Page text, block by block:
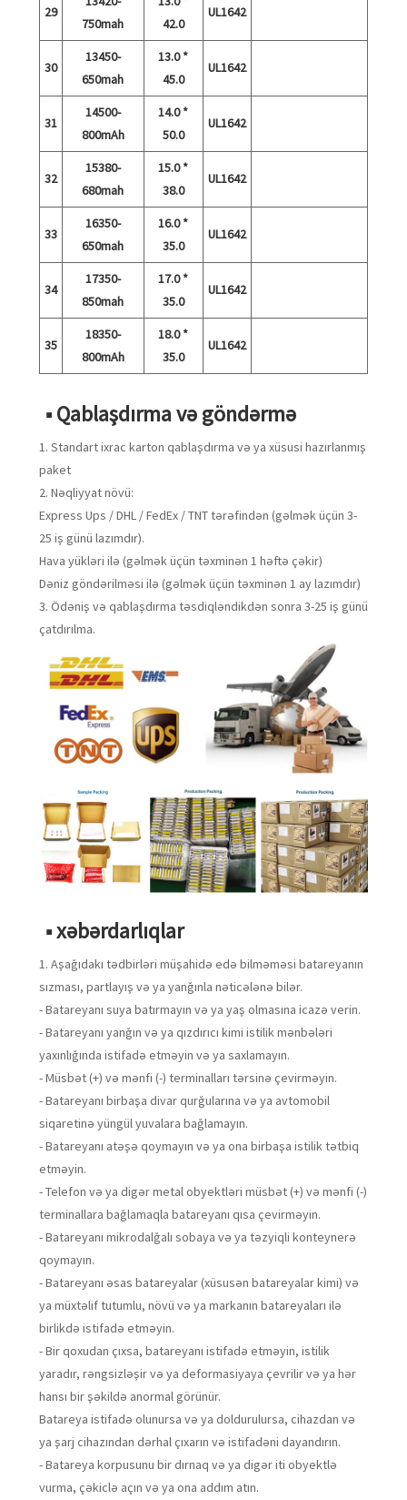
29
750mah
42.0
UL1642
30
13450-
650mah
13.0 *
45.0
UL1642
31
14500-
800mAh
14.0 *
50.0
UL1642
32
15380-
680mah
15.0 *
38.0
UL1642
33
16350-
650mah
16.0 *
35.0
UL1642
34
17350-
850mah
17.0 *
35.0
UL1642
35
18350-
800mAh
18.0 *
35.0
UL1642
■ Qablaşdırma və göndərmə
1. Standart ixrac karton qablaşdırma və ya xüsusi hazırlanmış
paket
2. Nəqliyyat növü:
Express Ups / DHL / FedEx / TNT tərəfindən (gəlmək üçün 3-
25 iş günü lazımdır).
Hava yükləri ilə (gəlmək üçün təxminən 1 həftə çəkir)
Dəniz göndərilməsi ilə (gəlmək üçün təxminən 1 ay lazımdır)
3. Ödəniş və qablaşdırma təsdiqləndikdən sonra 3-25 iş günü
çatdırılma.
■ xəbərdarlıqlar
1. Aşağıdakı tədbirləri müşahidə edə bilməməsi batareyanın
sızması, partlayış və ya yanğınla nəticələnə bilər.
- Batareyanı suya batırmayın və ya yaş olmasına icazə verin.
- Batareyanı yanğın və ya qızdırıcı kimi istilik mənbələri
yaxınlığında istifadə etməyin və ya saxlamayın.
- Müsbət (+) və mənfi (-) terminalları tərsinə çevirməyin.
- Batareyanı birbaşa divar qurğularına və ya avtomobil
siqaretinə yüngül yuvalara bağlamayın.
- Batareyanı atəşə qoymayın və ya ona birbaşa istilik tətbiq
etməyin.
- Telefon və ya digər metal obyektləri müsbət (+) və mənfi (-)
terminallara bağlamaqla batareyanı qısa çevirməyin.
- Batareyanı mikrodalğalı sobaya və ya təzyiqli konteynerə
qoymayın.
- Batareyanı əsas batareyalar (xüsusən batareyalar kimi) və
ya müxtəlif tutumlu, növü və ya markanın batareyaları ilə
birlikdə istifadə etməyin.
- Bir qoxudan çıxsa, batareyanı istifadə etməyin, istilik
yaradır, rəngsizləşir və ya deformasiyaya çevrilir və ya hər
hansı bir şəkildə anormal görünür.
Batareya istifadə olunursa və ya doldurulursa, cihazdan və
ya şarj cihazından dərhal çıxarın və istifadəni dayandırın.
- Batareya korpusunu bir dırnaq və ya digər iti obyektlə
vurma, çəkiclə açın və ya ona addım atın.